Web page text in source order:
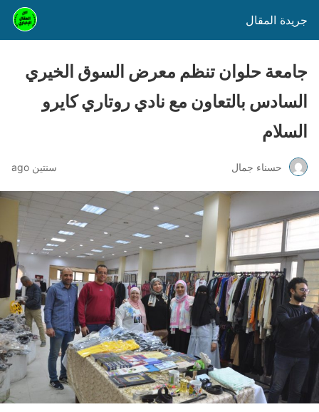
جريدة المقال
جامعة حلوان تنظم معرض السوق الخيري
السادس بالتعاون مع نادي روتاري كايرو
السلام
حسناء جمال سنتين ago